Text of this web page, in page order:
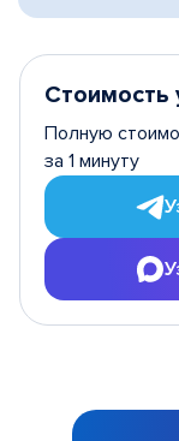
Стоимость
Полную
за 1 минуту